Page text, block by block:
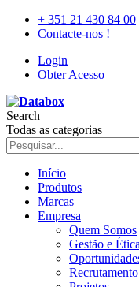
+ 351 21 430 84 00
Contacte-nos !
Login
Obter Acesso
Search
Todas as categorias
Início
Produtos
Marcas
Empresa
Quem Somos
Gestão e Ética
Recrutamento